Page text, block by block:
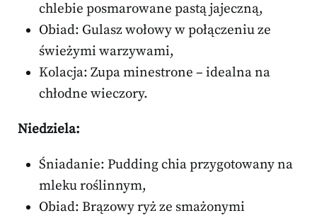
chlebie posmarowane pastą jajeczną,
Obiad: Gulasz wołowy w połączeniu ze
świeżymi warzywami,
Kolacja: Zupa minestrone – idealna na
chłodne wieczory.
Niedziela:
Śniadanie: Pudding chia przygotowany na
mleku roślinnym,
Obiad: Brązowy ryż ze smażonymi